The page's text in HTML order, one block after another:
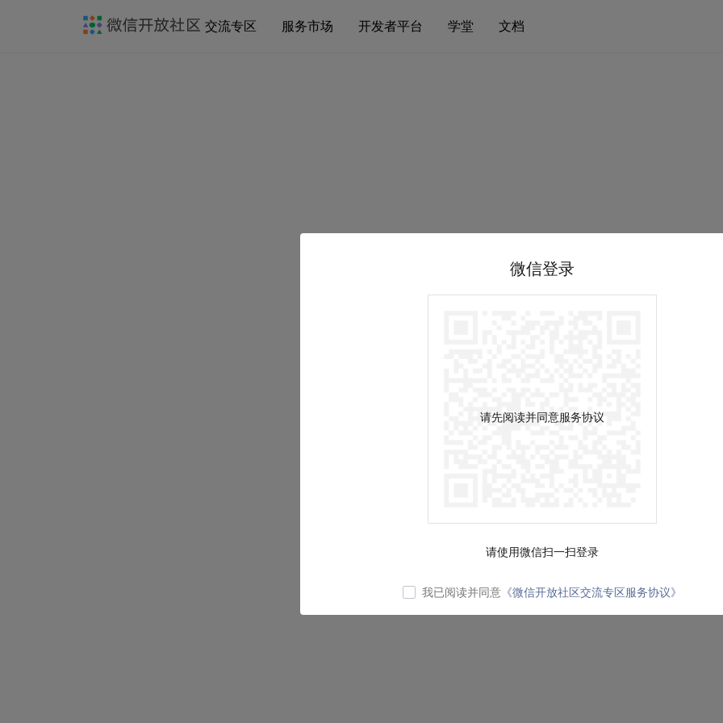
交流专区 服务市场 开发者平台 学堂 文档
微信登录
请先阅读并同意服务协议
请使用微信扫一扫登录
我已阅读并同意 《微信开放社区交流专区服务协议》